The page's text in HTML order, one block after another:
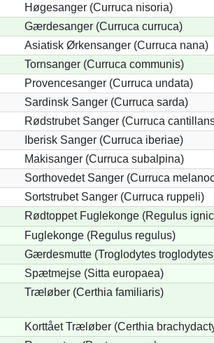
Høgesanger (Curruca nisoria)
Gærdesanger (Curruca curruca)
Asiatisk Ørkensanger (Curruca nana)
Tornsanger (Curruca communis)
Provencesanger (Curruca undata)
Sardinsk Sanger (Curruca sarda)
Rødstrubet Sanger (Curruca
Iberisk Sanger (Curruca iberiae)
Makisanger (Curruca subalpina)
Sorthovedet Sanger (Curruca
Sortstrubet Sanger (Curruca ruppeli)
Rødtoppet Fuglekonge (Regulus
Fuglekonge (Regulus regulus)
Gærdesmutte (Troglodytes
Spætmejse (Sitta europaea)
Træløber (Certhia familiaris)
Korttået Træløber (Certhia